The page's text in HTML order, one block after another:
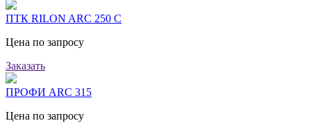
ПТК RILON ARC 250 C
Цена по запросу
Заказать
ПРОФИ ARC 315
Цена по запросу